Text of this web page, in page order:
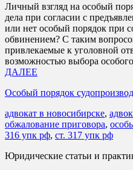
Личный взгляд на особый
дела при согласии с
или нет особый порядок при
обвинением? С таким
привлекаемые к уголовной
возможностью выбора
ДАЛЕЕ
Особый порядок
адвокат в новосибирске,
обжалование приговора,
316 упк рф, ст. 317 упк рф
Юридические статьи и